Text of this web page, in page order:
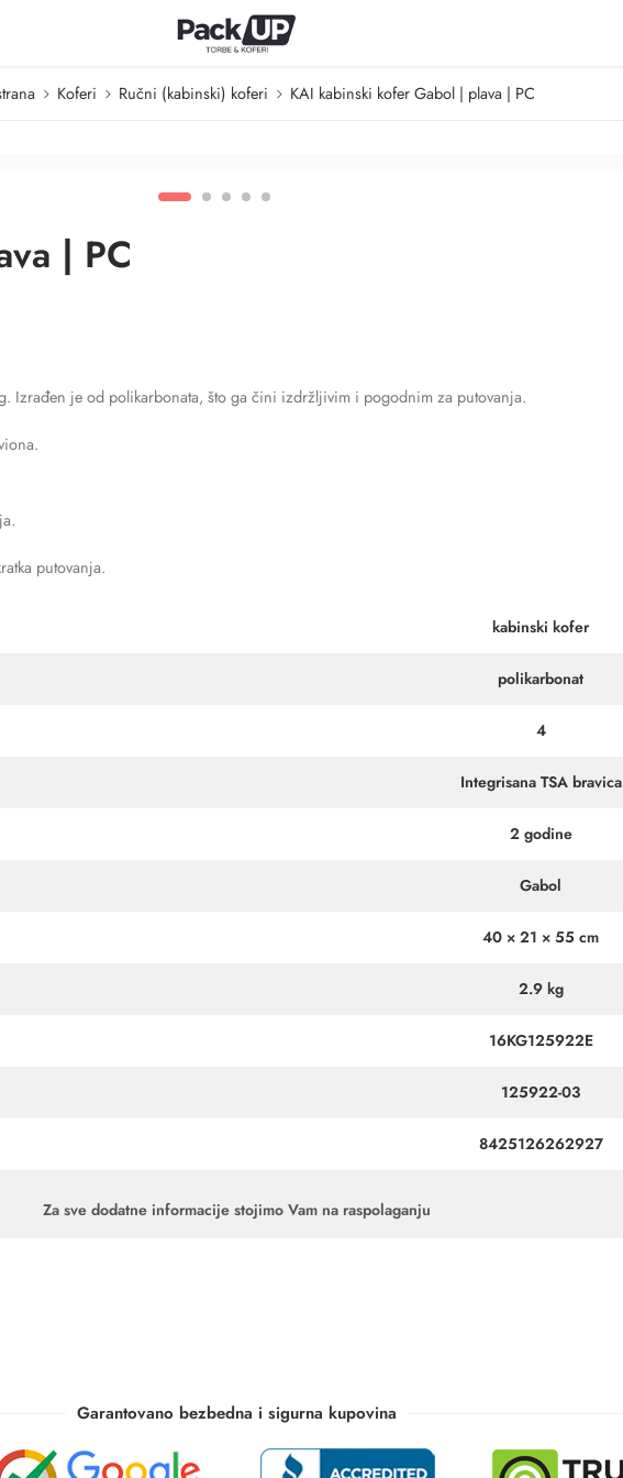
Koferi Ručni (kabinski) koferi KAI kabinski kofer Gabol | plava | PC
| PC
Izrađen je od polikarbonata, što ga čini izdržljivim i pogodnim za putovanja.
putovanja.
kabinski kofer
polikarbonat
4
Integrisana TSA bravica
2 godine
Gabol
40 × 21 × 55 cm
2.9 kg
16KG125922E
125922-03
8425126262927
Za sve dodatne informacije stojimo Vam na raspolaganju
Garantovano bezbedna i sigurna kupovina